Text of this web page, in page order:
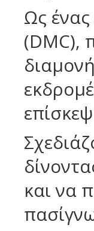
Ως
(DMC),
και να